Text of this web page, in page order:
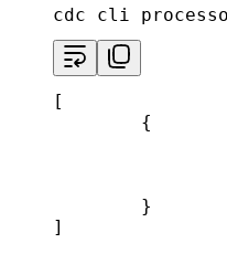
cdc cli
[
        {
        }
]